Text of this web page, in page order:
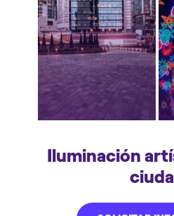
Iluminación